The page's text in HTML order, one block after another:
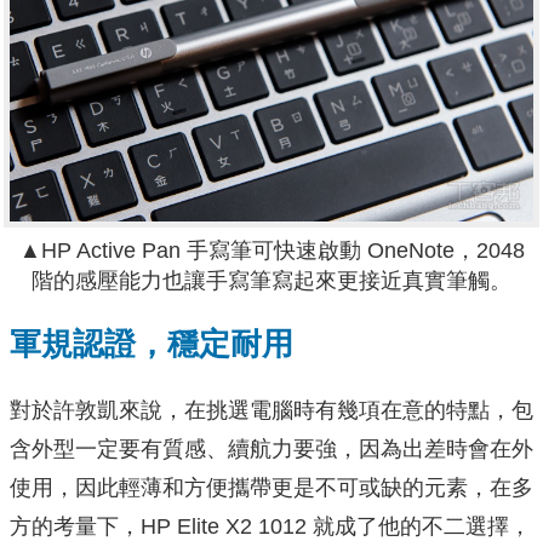
▲HP Active Pan 手寫筆可快速啟動 OneNote，2048
階的感壓能力也讓手寫筆寫起來更接近真實筆觸。
軍規認證，穩定耐用
對於許敦凱來說，在挑選電腦時有幾項在意的特點，包
含外型一定要有質感、續航力要強，因為出差時會在外
使用，因此輕薄和方便攜帶更是不可或缺的元素，在多
方的考量下，HP Elite X2 1012 就成了他的不二選擇，